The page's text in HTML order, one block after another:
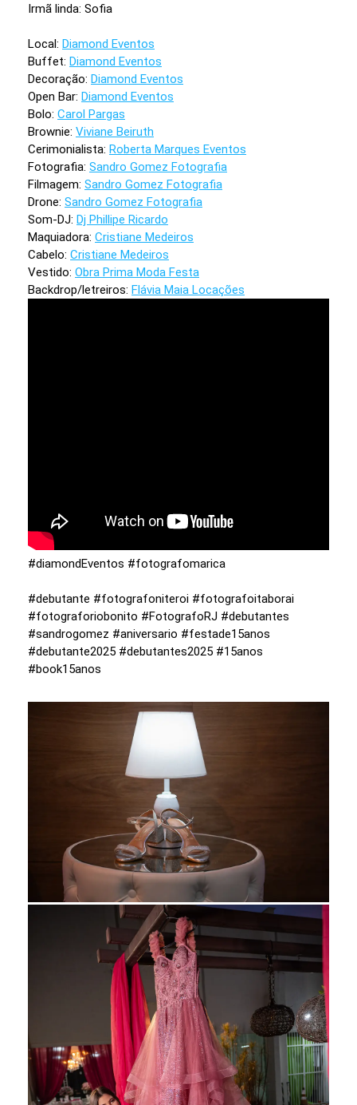
Irmã linda: Sofia
Local: Diamond Eventos
Buffet: Diamond Eventos
Decoração: Diamond Eventos
Open Bar: Diamond Eventos
Bolo: Carol Pargas
Brownie: Viviane Beiruth
Cerimonialista: Roberta Marques Eventos
Fotografia: Sandro Gomez Fotografia
Filmagem: Sandro Gomez Fotografia
Drone: Sandro Gomez Fotografia
Som-DJ: Dj Phillipe Ricardo
Maquiadora: Cristiane Medeiros
Cabelo: Cristiane Medeiros
Vestido: Obra Prima Moda Festa
Backdrop/letreiros: Flávia Maia Locações
#diamondEventos #fotografomarica
#debutante #fotografoniteroi #fotografoitaborai
#fotograforiobonito #FotografoRJ #debutantes
#sandrogomez #aniversario #festade15anos
#debutante2025 #debutantes2025 #15anos
#book15anos